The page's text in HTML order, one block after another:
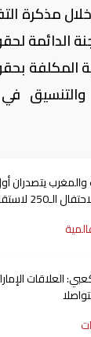
مذكرة
الدائمة
المكلفة
والمغرب يتصدران
لاستقلال أمريكا
العلاقات